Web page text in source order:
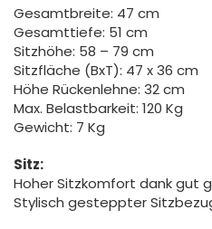
Gesamtbreite: 47 cm
Gesamttiefe: 51 cm
Sitzhöhe: 58 – 79 cm
Sitzfläche (BxT): 47 x 36 cm
Höhe Rückenlehne: 32 cm
Max. Belastbarkeit: 120 Kg
Gewicht: 7 Kg
Sitz:
Hoher Sitzkomfort dank gut
Stylisch gesteppter